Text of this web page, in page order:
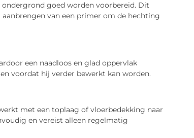
goed worden voorbereid. Dit
van een primer om de hechting
een naadloos en glad oppervlak
voordat hij verder bewerkt kan worden.
met een toplaag of vloerbedekking naar
en vereist alleen regelmatig